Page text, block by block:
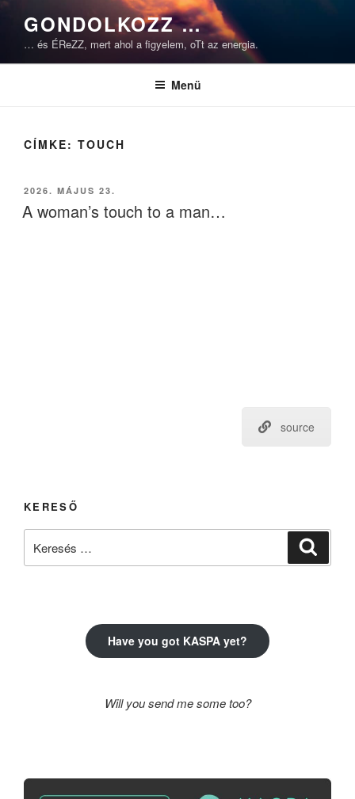
Tartalomhoz
GONDOLKOZZ …
… és ÉReZZ, mert ahol a figyelem, oTt az energia.
Menü
CÍMKE: TOUCH
BEKÜLDVE:
2026. MÁJUS 23.
A woman’s touch to a man…
source
KERESŐ
Have you got KASPA yet?
Will you send me some too?